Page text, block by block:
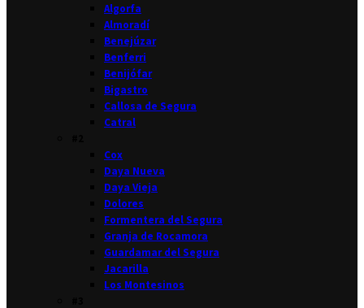
Algorfa
Almoradí
Benejúzar
Benferri
Benijófar
Bigastro
Callosa de Segura
Catral
Cox
Daya Nueva
Daya Vieja
Dolores
Formentera del Segura
Granja de Rocamora
Guardamar del Segura
Jacarilla
Los Montesinos